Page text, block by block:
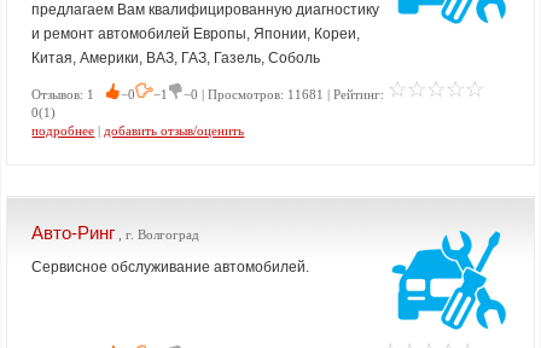
предлагаем Вам квалифицированную диагностику
и ремонт автомобилей Европы, Японии, Кореи,
Китая, Америки, ВАЗ, ГАЗ, Газель, Соболь
Отзывов: 1 −0 −1
−0 | Просмотров: 11681 | Рейтинг:
0(1)
подробнее | добавить отзыв/оценить
Авто-Ринг , г. Волгоград
Сервисное обслуживание автомобилей.